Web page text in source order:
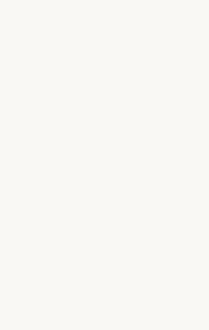
スクール四ッ谷
育園に分類されるポピ
ッ谷の良いクチコミ・